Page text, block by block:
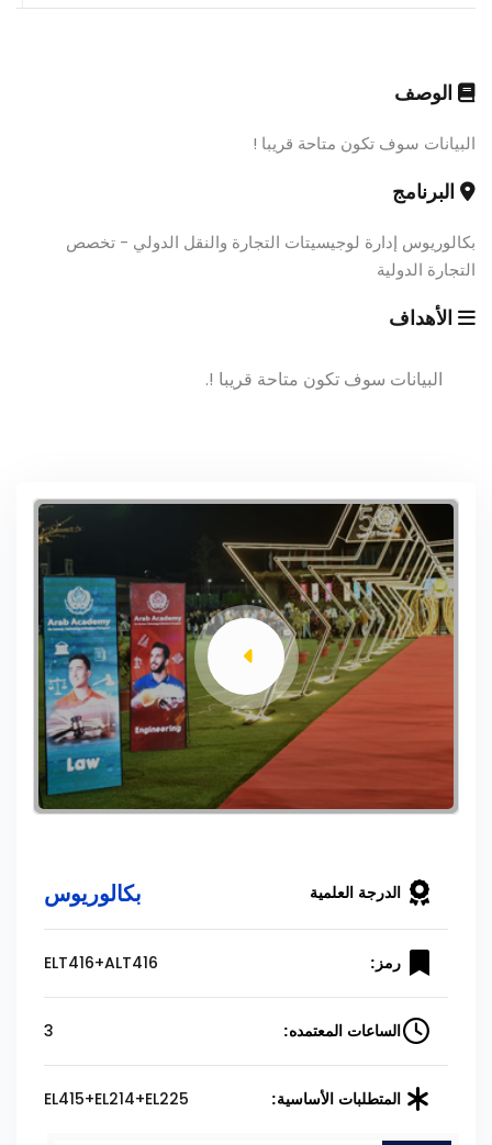
الوصف
البيانات سوف تكون متاحة قريبا !
البرنامج
بكالوريوس إدارة لوجيسيتات التجارة والنقل الدولي - تخصص
التجارة الدولية
الأهداف
البيانات سوف تكون متاحة قريبا !.
الدرجة العلمية بكالوريوس
رمز: ELT416+ALT416
الساعات المعتمده: 3
المتطلبات الأساسية: EL415+EL214+EL225